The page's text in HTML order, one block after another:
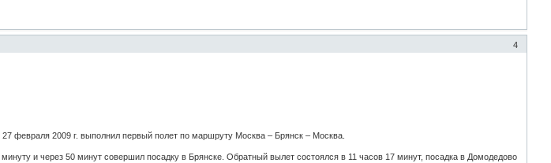
4
февраля 2009 г. выполнил первый полет по маршруту Москва – Брянск – Москва.
и через 50 минут совершил посадку в Брянске. Обратный вылет состоялся в 11 часов 17 минут, посадка в Домодедово